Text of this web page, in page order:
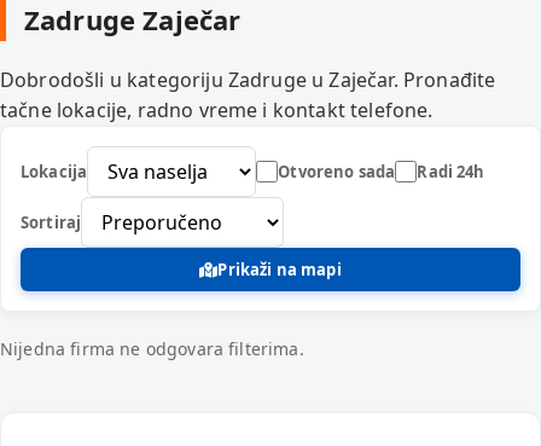
Zadruge Zaječar
Dobrodošli u kategoriju Zadruge u Zaječar. Pronađite
tačne lokacije, radno vreme i kontakt telefone.
Lokacija Otvoreno sada Radi 24h
Sortiraj
Prikaži na mapi
Nijedna firma ne odgovara filterima.